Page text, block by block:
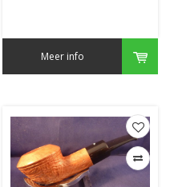
Meer info